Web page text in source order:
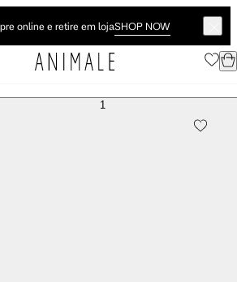
online e retire em lojaSHOP NOW